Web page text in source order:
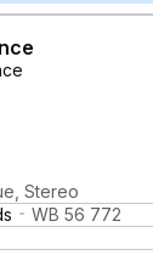
Stereo
WB 56 772